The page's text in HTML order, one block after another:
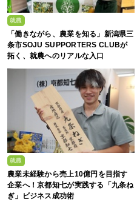
就農
「働きながら、農業を知る」新潟県三
条市SOJU SUPPORTERS CLUBが
拓く、就農へのリアルな入口
就農
農業未経験から売上10億円を目指す
企業へ！京都知七が実践する「九条ね
ぎ」ビジネス成功術